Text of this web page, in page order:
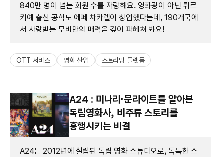
840만 명이 넘는 회원 수를 자랑해요. 영화광이 아닌 튀르
키예 출신 공학도 에페 차카렐이 창업했다는데, 190개국에
서 사랑받는 무비만의 매력을 깊이 파헤쳐 봐요!
OTT 서비스 영화 산업 스트리밍 플랫폼
A24 : 미나리·문라이트를 알아본
독립영화사, 비주류 스토리를
흥행시키는 비결
A24는 2012년에 설립된 독립 영화 스튜디오로, 독특한 스